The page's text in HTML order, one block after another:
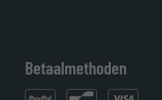
Betaalmethoden